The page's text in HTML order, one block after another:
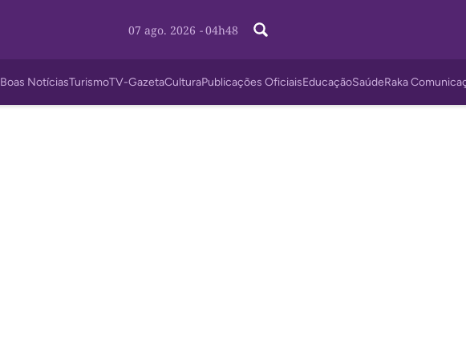
07 ago. 2026 - 04h48
Boas NotíciasTurismoTV-GazetaCulturaPublicações OficiaisEducaçãoSaúdeRaka